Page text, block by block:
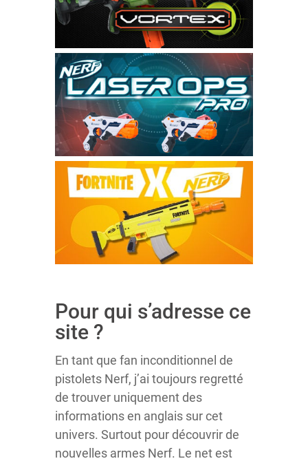
Pour qui s’adresse ce
site ?
En tant que fan inconditionnel de
pistolets Nerf, j’ai toujours regretté
de trouver uniquement des
informations en anglais sur cet
univers. Surtout pour découvrir de
nouvelles armes Nerf. Le net est